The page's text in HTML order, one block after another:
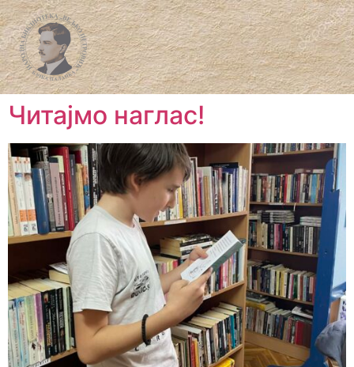
Читајмо наглас!